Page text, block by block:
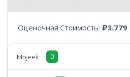
Оценочная Стоимость: ₽3.779
Mojeek: 0